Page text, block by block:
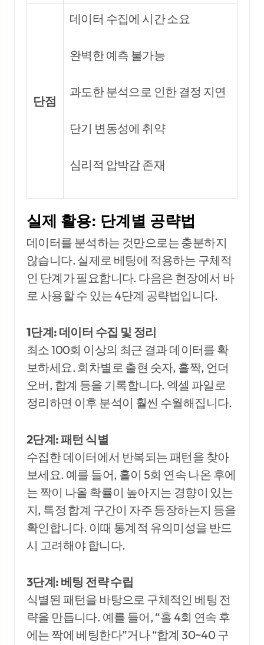
단점
데이터 수집에 시간 소요
완벽한 예측 불가능
과도한 분석으로 인한 결정 지연
단기 변동성에 취약
심리적 압박감 존재
실제 활용: 단계별 공략법
데이터를 분석하는 것만으로는 충분하지
않습니다. 실제로 베팅에 적용하는 구체적
인 단계가 필요합니다. 다음은 현장에서 바
로 사용할 수 있는 4단계 공략법입니다.
1단계: 데이터 수집 및 정리
최소 100회 이상의 최근 결과 데이터를 확
보하세요. 회차별로 출현 숫자, 홀짝, 언더
오버, 합계 등을 기록합니다. 엑셀 파일로
정리하면 이후 분석이 훨씬 수월해집니다.
2단계: 패턴 식별
수집한 데이터에서 반복되는 패턴을 찾아
보세요. 예를 들어, 홀이 5회 연속 나온 후에
는 짝이 나올 확률이 높아지는 경향이 있는
지, 특정 합계 구간이 자주 등장하는지 등을
확인합니다. 이때 통계적 유의미성을 반드
시 고려해야 합니다.
3단계: 베팅 전략 수립
식별된 패턴을 바탕으로 구체적인 베팅 전
략을 만듭니다. 예를 들어, “홀 4회 연속 후
에는 짝에 베팅한다”거나 “합계 30~40 구